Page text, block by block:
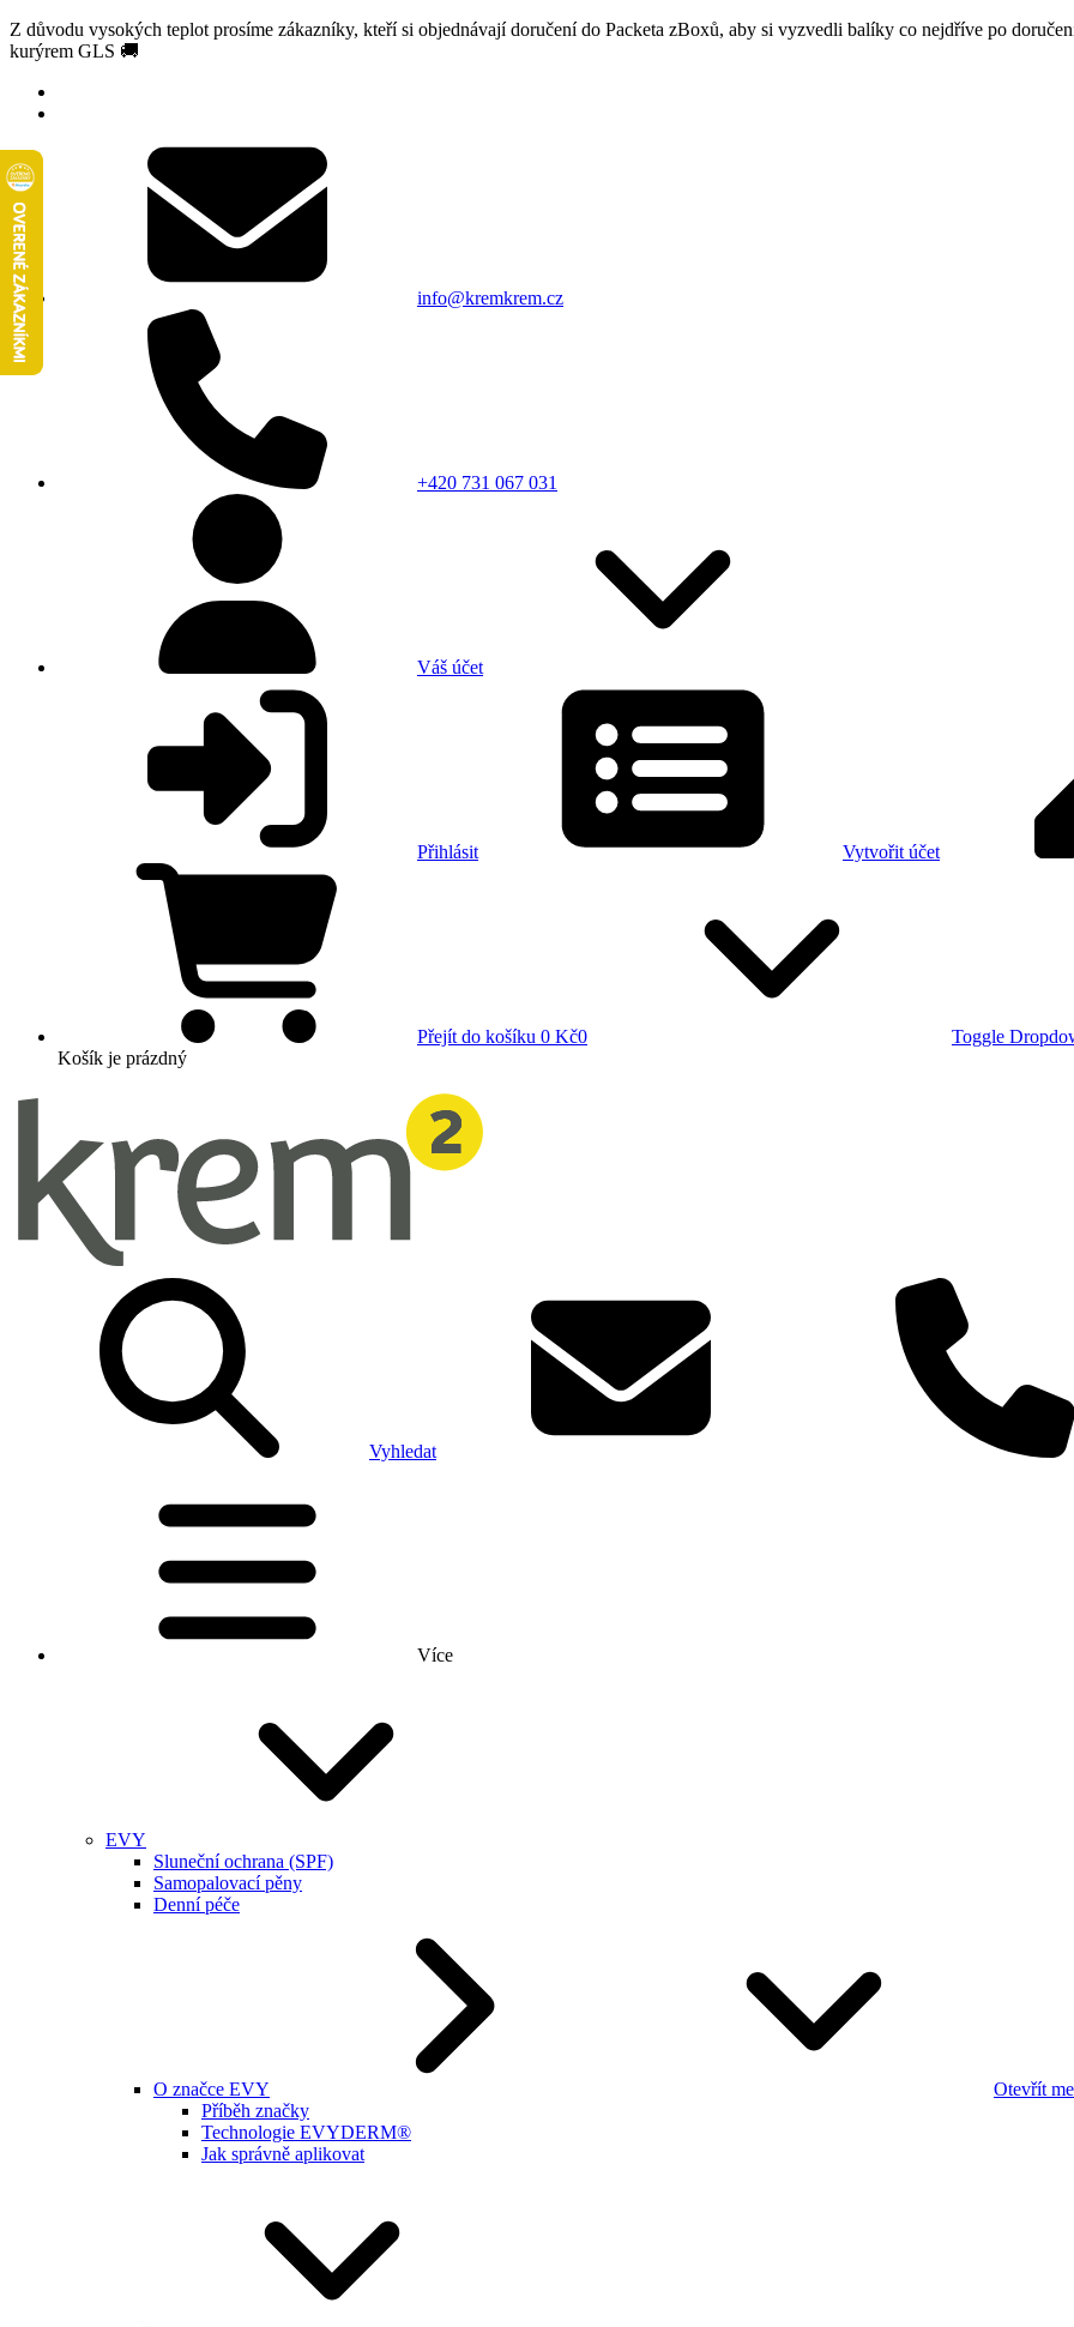
Z důvodu vysokých teplot prosíme zákazníky, kteří si objednávají doručení do Packeta zBoxů, aby si vyzvedli balíky co nejdříve po
kurýrem GLS 🚚
info@kremkrem.cz
+420 731 067 031
Váš účet
Přihlásit Vytvořit účet
Přejít do košíku 0 Kč0
Toggle
Košík je prázdný
Vyhledat
Více
EVY
Sluneční ochrana (SPF)
Samopalovací pěny
Denní péče
O značce EVY
Otevřít
Příběh značky
Technologie EVYDERM®
Jak správně aplikovat